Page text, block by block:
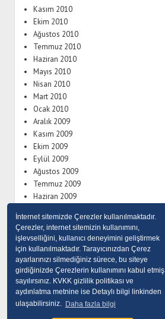
İnternet sitemizde Çerezler kullanılmaktadır.
Çerezler, internet sitemizin kullanımını,
işlevselliğini, kullanıcı deneyimini geliştirmek
için kullanılmaktadır. Tarayıcınızdan Çerez
ayarlarınızı silmediğiniz sürece, bu siteye
girdiğinizde Çerezlerin kullanımını kabul etmiş
sayılırsınız. KVKK gizlilik politikası ve
aydınlatma metnine ise Detaylı bilgi linkinden
ulaşabilirsiniz. Daha fazla bilgi
Kasım 2010
Ekim 2010
Ağustos 2010
Temmuz 2010
Haziran 2010
Mayıs 2010
Nisan 2010
Mart 2010
Ocak 2010
Aralık 2009
Kasım 2009
Ekim 2009
Eylül 2009
Ağustos 2009
Temmuz 2009
Haziran 2009
Eylül 2008
Temmuz 2008
Haziran 2008
Nisan 2008